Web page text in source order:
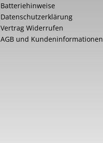
Batteriehinweise
Datenschutzerklärung
Vertrag Widerrufen
AGB und Kundeninformationen